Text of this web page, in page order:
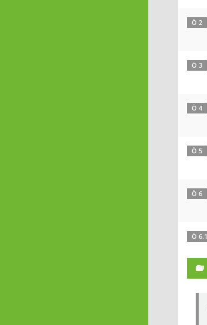
Ö 2
Ö 3
Ö 4
Ö 5
Ö 6
Ö 6.1